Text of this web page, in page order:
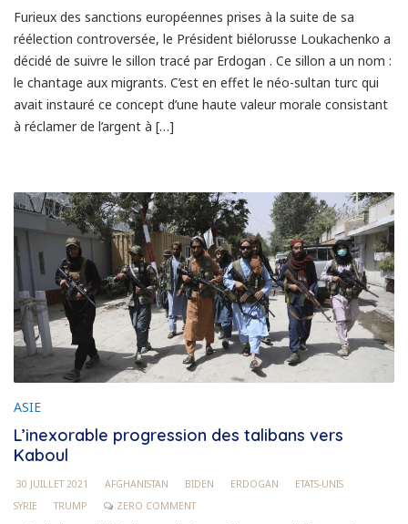
Furieux des sanctions européennes prises à la suite de sa
réélection controversée, le Président biélorusse Loukachenko a
décidé de suivre le sillon tracé par Erdogan . Ce sillon a un nom :
le chantage aux migrants. C’est en effet le néo-sultan turc qui
avait instauré ce concept d’une haute valeur morale consistant
à réclamer de l’argent à […]
ASIE
L’inexorable progression des talibans vers
Kaboul
30 JUILLET 2021 AFGHANISTAN BIDEN ERDOGAN
ETATS-UNIS
SYRIE
TRUMP ZERO COMMENT